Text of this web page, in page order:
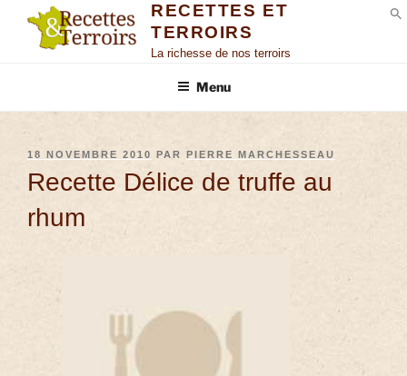
RECETTES ET
TERROIRS
La richesse de nos terroirs
Menu
18 NOVEMBRE 2010 PAR PIERRE MARCHESSEAU
Recette Délice de truffe au
rhum